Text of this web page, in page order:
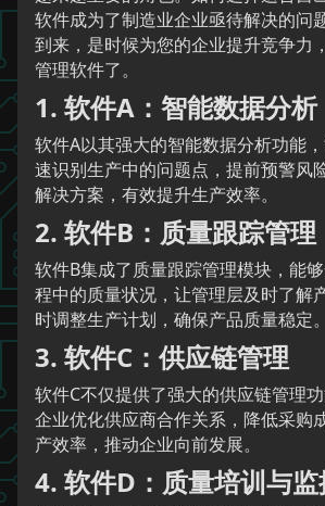
软件成为了制造业企业亟待解决的问
到来，是时候为您的企业提升竞争力
管理软件了。
1. 软件A：智能数据分析
软件A以其强大的智能数据分析功能
速识别生产中的问题点，提前预警风
解决方案，有效提升生产效率。
2. 软件B：质量跟踪管理
软件B集成了质量跟踪管理模块，能
程中的质量状况，让管理层及时了解
时调整生产计划，确保产品质量稳定。
3. 软件C：供应链管理
软件C不仅提供了强大的供应链管理
企业优化供应商合作关系，降低采购
产效率，推动企业向前发展。
4. 软件D：质量培训与